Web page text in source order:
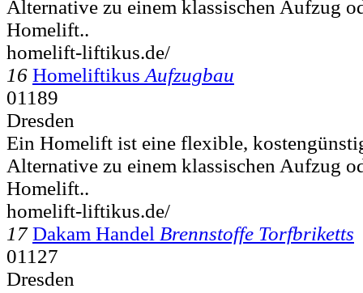
Alternative zu einem klassischen Aufzug
Homelift..
homelift-liftikus.de/
16 Homeliftikus Aufzugbau
01189
Dresden
Ein Homelift ist eine flexible,
Alternative zu einem klassischen Aufzug
Homelift..
homelift-liftikus.de/
17 Dakam Handel Brennstoffe Torfbriketts
01127
Dresden